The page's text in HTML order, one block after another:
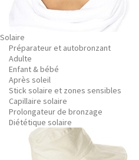
Solaire
Préparateur et autobronzant
Adulte
Enfant & bébé
Après soleil
Stick solaire et zones sensibles
Capillaire solaire
Prolongateur de bronzage
Diététique solaire